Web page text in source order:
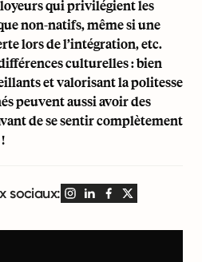
qui privilégient les
non-natifs, même si une
lors de l’intégration, etc.
culturelles : bien
et valorisant la politesse
peuvent aussi avoir des
de se sentir complètement
sociaux: